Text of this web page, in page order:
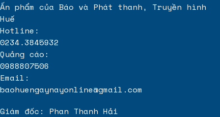
Ấn phẩm của Báo và Phát thanh, Truyền hình
Huế
Hotline:
0234.3845932
Quảng cáo:
0988807506
Email:
baohuengaynayonline@gmail.com
Giám đốc: Phan Thanh Hải